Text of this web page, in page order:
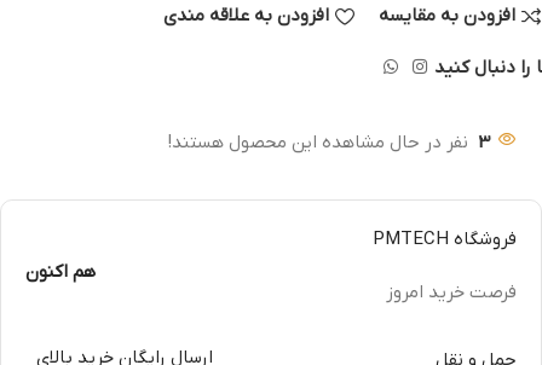
افزودن به مقایسه افزودن به علاقه مندی
را دنبال کنید
3 نفر در حال مشاهده این محصول هستند!
فروشگاه PMTECH
فرصت خرید امروز
هم اکنون
حمل و نقل
ارسال رایگان خرید بالای